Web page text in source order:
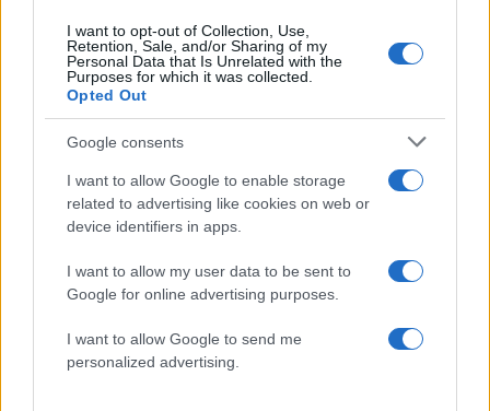
I want to opt-out of Collection, Use,
Retention, Sale, and/or Sharing of my
Personal Data that Is Unrelated with the
Purposes for which it was collected.
Opted Out
Google consents
I want to allow Google to enable storage
related to advertising like cookies on web or
device identifiers in apps.
I want to allow my user data to be sent to
Google for online advertising purposes.
I want to allow Google to send me
personalized advertising.
Μητσοτάκης στην υπογραφή συμφωνίας
για την ηλεκτρική διασύνδεση Ελλάδας –
Κύπρου: «Ισχυρή ψήφος εμπιστοσύνης» η
είσοδος της Meridiam στην GSI
126 Canadair 515: Οι πρώτες εικόνες από την
επιχειρεί και τη νύχτα στα μέτωπα της
Αυγερινός, Μουτσάτσου και ακόμη 20
πρώην στελέχη κατά Καρυστιανού: «Δεν
αποχωρήσαμε για καρέκλες», αιχμές για
Το πολωμένο μελτέμι που τροφοδότησε
ισχυρότερα επεισόδια των τελευταίων 50
χρόνων»